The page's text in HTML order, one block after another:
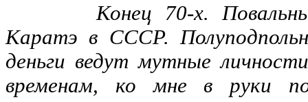
Конец 70-х.
Каратэ в СССР.
деньги ведут мутные
временам, ко мне в руки